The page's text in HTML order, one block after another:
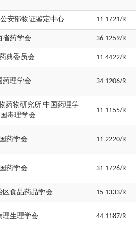
安部物证鉴定中心 11-1721/R
省药学会 36-1259/R
典委员会 11-4422/R
药理学会 34-1206/R
药物研究所 中国药理学
毒理学会
11-1155/R
药学会 11-2220/R
药学会 31-1726/R
区食品药品学会 15-1333/R
理生理学会 44-1187/R